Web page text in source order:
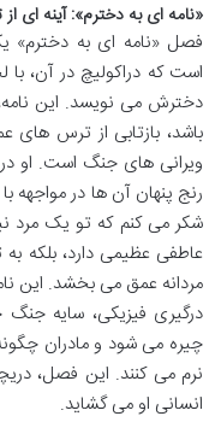
«نامه ای به دخترم»: آینه ای
فصل «نامه ای به دخترم»
است که دراکولیچ در آن، با
دخترش می نویسد. این
باشد، بازتابی از ترس های
ویرانی های جنگ است. او
رنج پنهان آن ها در مواجهه
شکر می کنم که تو یک مرد
عاطفی عظیمی دارد، بلکه
مردانه عمق می بخشد. این
درگیری فیزیکی، سایه جنگ
چیره می شود و مادران
نرم می کنند. این فصل،
انسانی او می گشاید.